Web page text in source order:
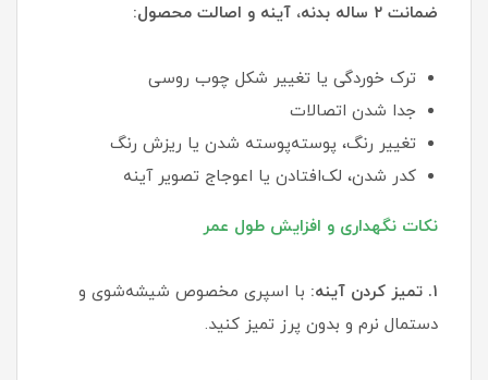
ضمانت ۲ ساله بدنه، آینه و اصالت محصول:
ترک خوردگی یا تغییر شکل چوب روسی
جدا شدن اتصالات
تغییر رنگ، پوسته‌پوسته شدن یا ریزش رنگ
کدر شدن، لک‌افتادن یا اعوجاج تصویر آینه
نکات نگهداری و افزایش طول عمر
۱. تمیز کردن آینه:
با اسپری مخصوص شیشه‌شوی و
دستمال نرم و بدون پرز تمیز کنید.